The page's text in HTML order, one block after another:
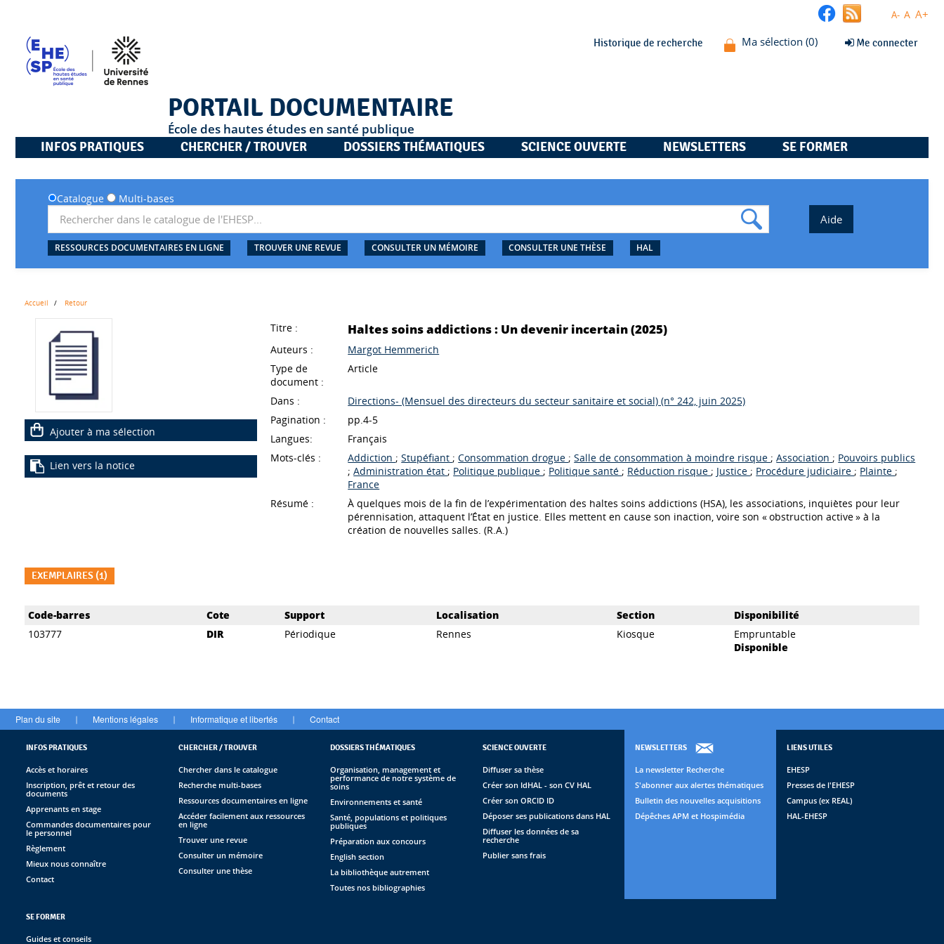
A- A A+
Historique de recherche Me connecter
PORTAIL DOCUMENTAIRE
École des hautes études en santé publique
INFOS PRATIQUES
CHERCHER / TROUVER DOSSIERS THÉMATIQUES SCIENCE OUVERTE NEWSLETTERS SE FORMER
Catalogue Multi-bases
RESSOURCES DOCUMENTAIRES EN LIGNE TROUVER UNE REVUE CONSULTER UN MÉMOIRE CONSULTER UNE THÈSE HAL
Accueil Retour
Ajouter à ma sélection
Lien vers la notice
Titre : Haltes soins addictions : Un devenir incertain (2025)
Auteurs :
Margot Hemmerich
Type de
document :
Article
Dans :
Directions- (Mensuel des directeurs du secteur sanitaire et social) (n° 242, juin 2025)
Pagination :
pp.4-5
Langues:
Français
Mots-clés :
Addiction ; Stupéfiant ; Consommation drogue ; Salle de consommation à moindre risque ; Association ; Pouvoirs publics
; Administration état ; Politique publique ; Politique santé ; Réduction risque ; Justice ; Procédure judiciaire ; Plainte ;
France
Résumé :
À quelques mois de la fin de l’expérimentation des haltes soins addictions (HSA), les associations, inquiètes pour leur
pérennisation, attaquent l’État en justice. Elles mettent en cause son inaction, voire son « obstruction active » à la
création de nouvelles salles. (R.A.)
EXEMPLAIRES (1)
Liste des exemplaires
Code-barres Cote Support Localisation Section
Disponibilité
103777
DIR Périodique Rennes Kiosque
Empruntable
Disponible
Plan du site | Mentions légales | Informatique et libertés | Contact
INFOS PRATIQUES
Accès et horaires
Inscription, prêt et retour des
documents
Apprenants en stage
Commandes documentaires pour
le personnel
Règlement
Mieux nous connaître
Contact
CHERCHER / TROUVER
Chercher dans le catalogue
Recherche multi-bases
Ressources documentaires en ligne
Accéder facilement aux ressources
en ligne
Trouver une revue
Consulter un mémoire
Consulter une thèse
DOSSIERS THÉMATIQUES
Organisation, management et
performance de notre système de
soins
Environnements et santé
Santé, populations et politiques
publiques
Préparation aux concours
English section
La bibliothèque autrement
Toutes nos bibliographies
SCIENCE OUVERTE
Diffuser sa thèse
Créer son IdHAL - son CV HAL
Créer son ORCID ID
Déposer ses publications dans HAL
Diffuser les données de sa
recherche
Publier sans frais
NEWSLETTERS
La newsletter Recherche
S'abonner aux alertes thématiques
Bulletin des nouvelles acquisitions
Dépêches APM et Hospimédia
SE FORMER
Guides et conseils
LIENS UTILES
EHESP
Presses de l'EHESP
Campus (ex REAL)
HAL-EHESP